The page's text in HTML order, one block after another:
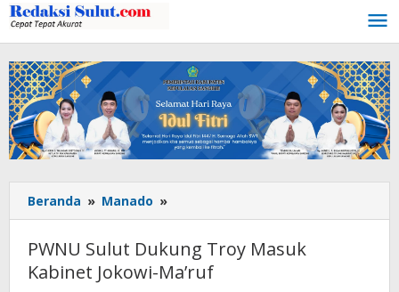
Lewati
ke
konten
Beranda » Manado »
Sulut
Troy
Masuk
PWNU Sulut Dukung Troy Masuk
Kabinet Jokowi-Ma’ruf